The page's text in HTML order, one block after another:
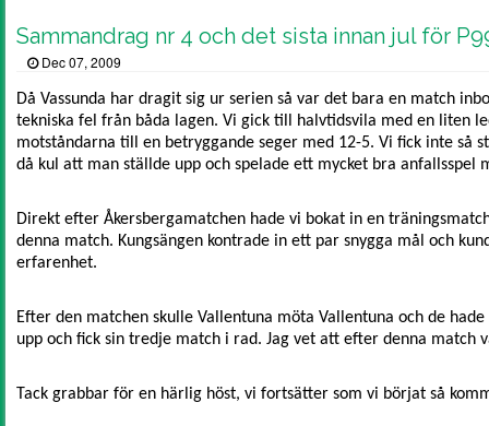
Sammandrag nr 4 och det sista innan jul för
Dec 07, 2009
Då Vassunda har dragit sig ur serien så var det bara en match
tekniska fel från båda lagen. Vi gick till halvtidsvila med en liten
motståndarna till en betryggande seger med 12-5. Vi fick inte så
då kul att man ställde upp och spelade ett mycket bra anfallsspel
Direkt efter Åkersbergamatchen hade vi bokat in en
denna match. Kungsängen kontrade in ett par snygga mål och
erfarenhet.
Efter den matchen skulle Vallentuna möta Vallentuna och de
upp och fick sin tredje match i rad. Jag vet att efter denna
Tack grabbar för en härlig höst, vi fortsätter som vi börjat så